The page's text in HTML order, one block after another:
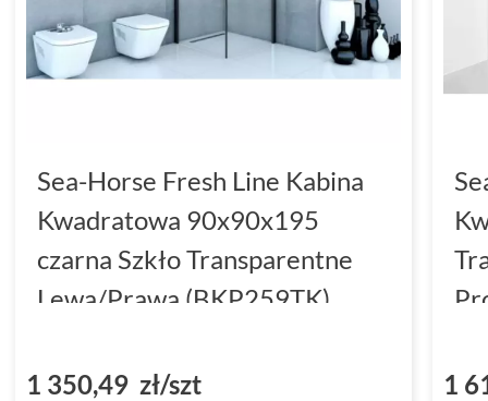
Sea-Horse Fresh Line Kabina
Kwadratowa 90x90x195
czarna Szkło Transparentne
Lewa/Prawa (BKP259TK)
1 350,49 zł/szt 1